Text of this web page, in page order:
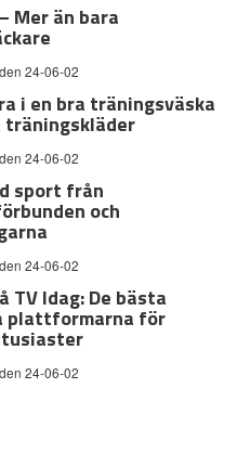
Mer än bara
24-06-02
i en bra träningsväska
träningskläder
24-06-02
sport från
och
24-06-02
TV Idag: De bästa
plattformarna för
24-06-02